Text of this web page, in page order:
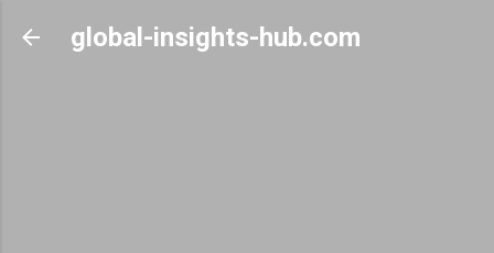
Skip to main content
global-insights-hub.com